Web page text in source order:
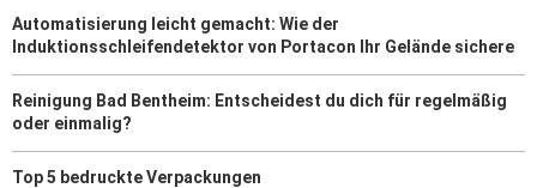
Automatisierung leicht gemacht: Wie der
Induktionsschleifendetektor von Portacon Ihr Gelände sichere
Reinigung Bad Bentheim: Entscheidest du dich für regelmäßig
oder einmalig?
Top 5 bedruckte Verpackungen